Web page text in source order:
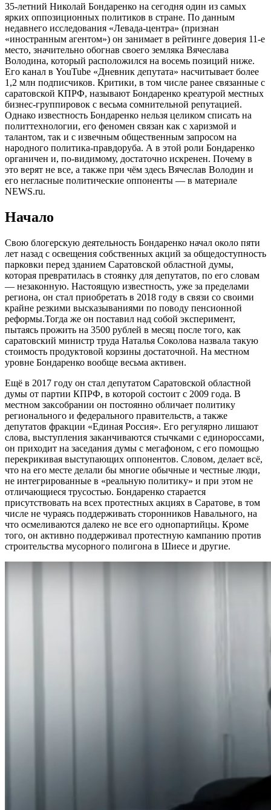
35-летний Николай Бондаренко на сегодня один из самых
ярких оппозиционных политиков в стране. По данным
недавнего исследования «Левада-центра» (признан
«иностранным агентом») он занимает в рейтинге доверия 11-е
место, значительно обогнав своего земляка Вячеслава
Володина, который расположился на восемь позиций ниже.
Его канал в YouTube «Дневник депутата» насчитывает более
1,2 млн подписчиков. Критики, в том числе ранее связанные с
саратовской КПРФ, называют Бондаренко креатурой местных
бизнес-группировок с весьма сомнительной репутацией.
Однако известность Бондаренко нельзя целиком списать на
политтехнологии, его феномен связан как с харизмой и
талантом, так и с извечным общественным запросом на
народного политика-правдоруба. А в этой роли Бондаренко
органичен и, по-видимому, достаточно искренен. Почему в
это верят не все, а также при чём здесь Вячеслав Володин и
его негласные политические оппоненты — в материале
NEWS.ru.
Начало
Свою блогерскую деятельность Бондаренко начал около пяти
лет назад с освещения собственных акций за общедоступность
парковки перед зданием Саратовской областной думы,
которая превратилась в стоянку для депутатов, по его словам
— незаконную. Настоящую известность, уже за пределами
региона, он стал приобретать в 2018 году в связи со своими
крайне резкими высказываниями по поводу пенсионной
реформы.Тогда же он поставил над собой эксперимент,
пытаясь прожить на 3500 рублей в месяц после того, как
саратовский министр труда Наталья Соколова назвала такую
стоимость продуктовой корзины достаточной. На местном
уровне Бондаренко вообще весьма активен.
Ещё в 2017 году он стал депутатом Саратовской областной
думы от партии КПРФ, в которой состоит с 2009 года. В
местном заксобрании он постоянно обличает политику
регионального и федерального правительств, а также
депутатов фракции «Единая Россия». Его регулярно лишают
слова, выступления заканчиваются стычками с единороссами,
он приходит на заседания думы с мегафоном, с его помощью
перекрикивая выступающих оппонентов. Словом, делает всё,
что на его месте делали бы многие обычные и честные люди,
не интегрированные в «реальную политику» и при этом не
отличающиеся трусостью. Бондаренко старается
присутствовать на всех протестных акциях в Саратове, в том
числе не чураясь поддерживать сторонников Навального, на
что осмеливаются далеко не все его однопартийцы. Кроме
того, он активно поддерживал протестную кампанию против
строительства мусорного полигона в Шиесе и другие.